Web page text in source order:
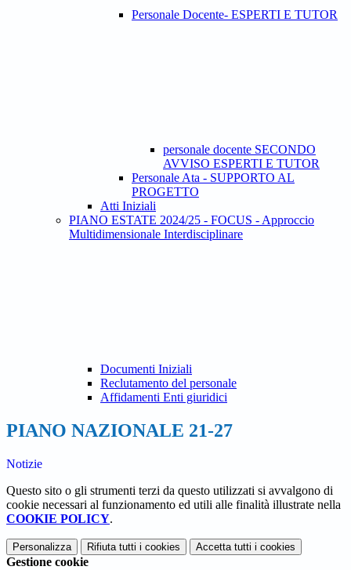
Personale Docente- ESPERTI E TUTOR
personale docente SECONDO
AVVISO ESPERTI E TUTOR
Personale Ata - SUPPORTO AL
PROGETTO
Atti Iniziali
PIANO ESTATE 2024/25 - FOCUS - Approccio
Multidimensionale Interdisciplinare
Documenti Iniziali
Reclutamento del personale
Affidamenti Enti giuridici
PIANO NAZIONALE 21-27
Notizie
Questo sito o gli strumenti terzi da questo utilizzati si avvalgono di
cookie necessari al funzionamento ed utili alle finalità illustrate nella
COOKIE POLICY.
Personalizza Rifiuta tutti i cookies Accetta tutti i cookies
Gestione cookie